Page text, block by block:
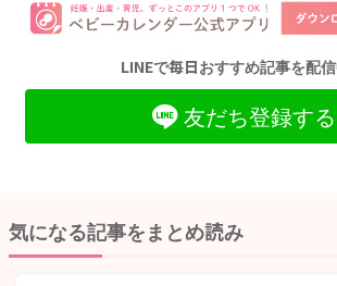
LINEで毎日おすすめ記事を配信
友だち登録する
気になる記事をまとめ読み